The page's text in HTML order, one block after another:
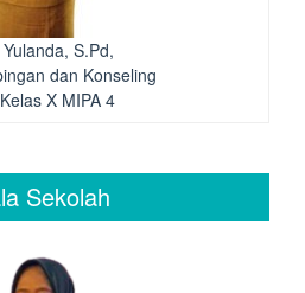
S.Pd,
dan Konseling
X MIPA 4
Sekolah